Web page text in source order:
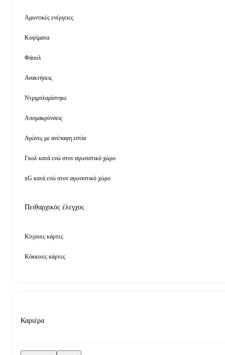
Αμυντικές ενέργειες
Κοψίματα
Φάουλ
Ανακτήσεις
Ντριμπλαρίστηκε
Απομακρύνσεις
Αγώνες με ανέπαφη εστία
Γκολ κατά ενώ στον αγωνιστικό χώρο
xG κατά ενώ στον αγωνιστικό χώρο
Πειθαρχικός έλεγχος
Κίτρινες κάρτες
Κόκκινες κάρτες
Καριέρα